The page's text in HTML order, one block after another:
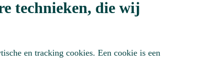
technieken, die wij
en tracking cookies. Een cookie is een